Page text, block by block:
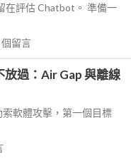
在評估 Chatbot。 準備一
個留言
過：Air Gap 與離線
軟體攻擊，第一個目標